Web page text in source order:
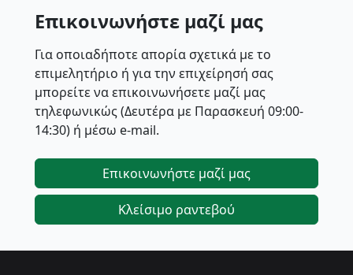
Επικοινωνήστε μαζί μας
Για οποιαδήποτε απορία σχετικά με το
επιμελητήριο ή για την επιχείρησή σας
μπορείτε να επικοινωνήσετε μαζί μας
τηλεφωνικώς (Δευτέρα με Παρασκευή 09:00-
14:30) ή μέσω e-mail.
Επικοινωνήστε μαζί μας
Κλείσιμο ραντεβού